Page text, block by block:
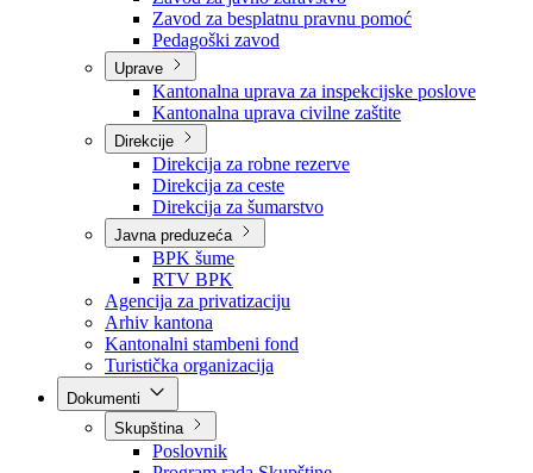
Zavodi
Zavod zdravstvenog osiguranja
Zavod za javno zdravstvo
Zavod za besplatnu pravnu pomoć
Pedagoški zavod
Uprave
Kantonalna uprava za inspekcijske poslove
Kantonalna uprava civilne zaštite
Direkcije
Direkcija za robne rezerve
Direkcija za ceste
Direkcija za šumarstvo
Javna preduzeća
BPK šume
RTV BPK
Agencija za privatizaciju
Arhiv kantona
Kantonalni stambeni fond
Turistička organizacija